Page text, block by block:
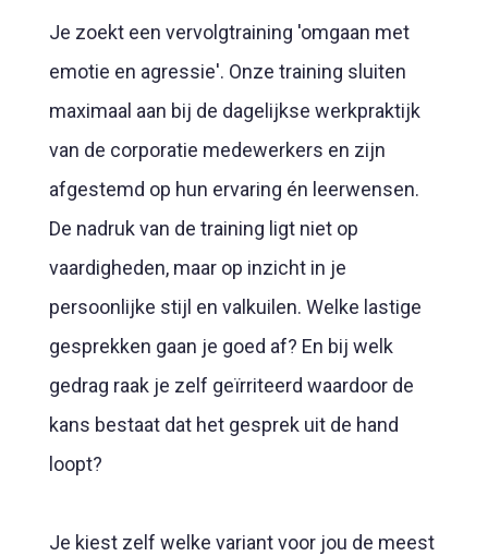
Je zoekt een vervolgtraining 'omgaan met
emotie en agressie'. Onze training sluiten
maximaal aan bij de dagelijkse werkpraktijk
van de corporatie medewerkers en zijn
afgestemd op hun ervaring én leerwensen.
De nadruk van de training ligt niet op
vaardigheden, maar op inzicht in je
persoonlijke stijl en valkuilen. Welke lastige
gesprekken gaan je goed af? En bij welk
gedrag raak je zelf geïrriteerd waardoor de
kans bestaat dat het gesprek uit de hand
loopt?
Je kiest zelf welke variant voor jou de meest